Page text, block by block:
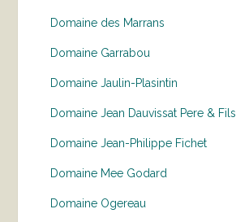
Domaine des Marrans
Domaine Garrabou
Domaine Jaulin-Plasintin
Domaine Jean Dauvissat Pere & Fils
Domaine Jean-Philippe Fichet
Domaine Mee Godard
Domaine Ogereau